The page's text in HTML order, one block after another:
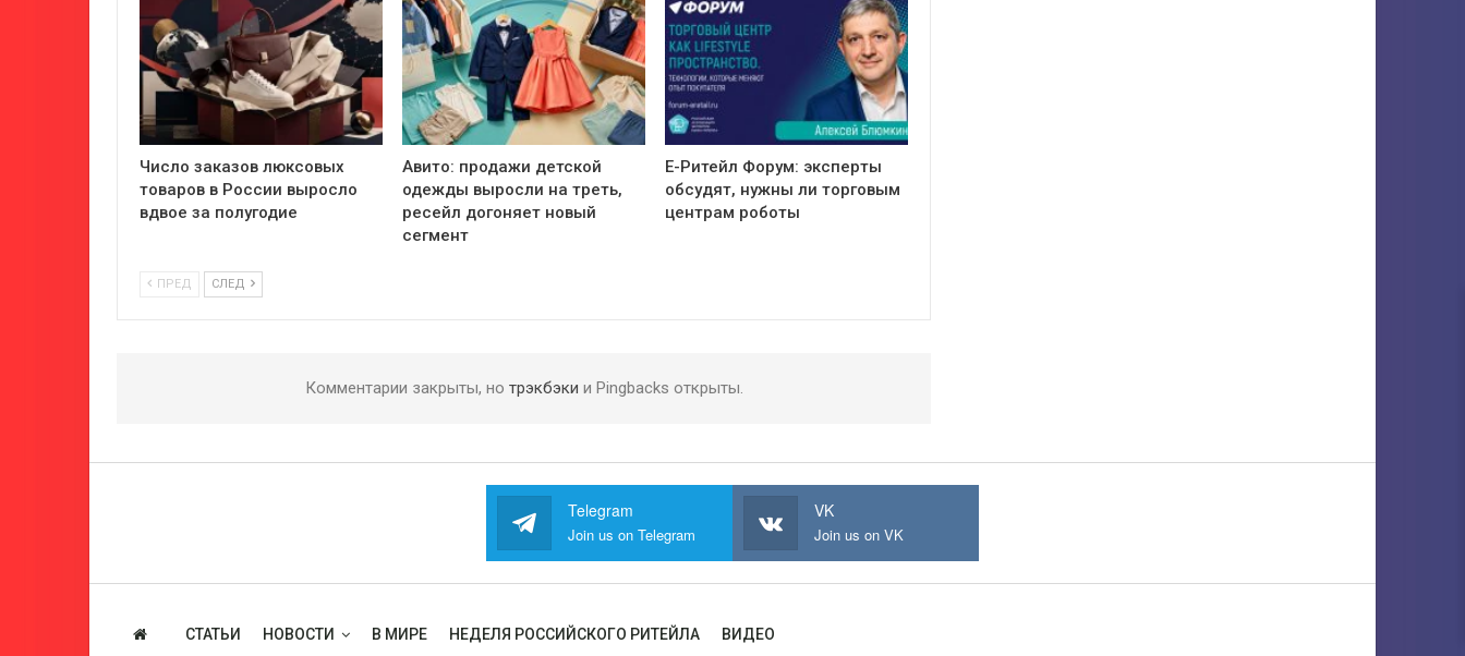
Число заказов люксовых
товаров в России выросло
вдвое за полугодие
Авито: продажи детской
одежды выросли на треть,
ресейл догоняет новый
сегмент
Е-Ритейл Форум: эксперты
обсудят, нужны ли торговым
центрам роботы
ПРЕД СЛЕД
Комментарии закрыты, но трэкбэки и Pingbacks открыты.
Telegram
Join us on Telegram
VK
Join us on VK
СТАТЬИ НОВОСТИ В МИРЕ НЕДЕЛЯ РОССИЙСКОГО РИТЕЙЛА ВИДЕО